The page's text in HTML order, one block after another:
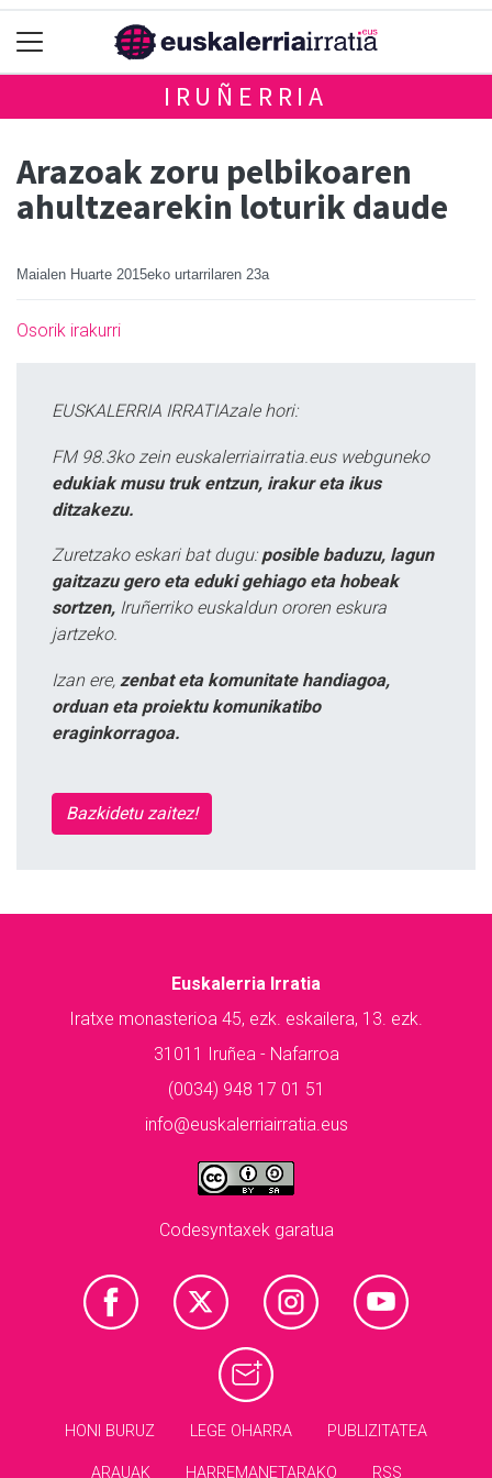
IRUÑERRIA
Arazoak zoru pelbikoaren
ahultzearekin loturik daude
Maialen Huarte 2015eko urtarrilaren 23a
Osorik irakurri
EUSKALERRIA IRRATIAzale hori:
FM 98.3ko zein euskalerriairratia.eus webguneko
edukiak musu truk entzun, irakur eta ikus
ditzakezu.
Zuretzako eskari bat dugu: posible baduzu, lagun
gaitzazu gero eta eduki gehiago eta hobeak
sortzen, Iruñerriko euskaldun ororen eskura
jartzeko.
Izan ere, zenbat eta komunitate handiagoa,
orduan eta proiektu komunikatibo
eraginkorragoa.
Bazkidetu zaitez!
Euskalerria Irratia
Iratxe monasterioa 45, ezk. eskailera, 13. ezk.
31011 Iruñea - Nafarroa
(0034) 948 17 01 51
info@euskalerriairratia.eus
Codesyntaxek garatua
HONI BURUZ LEGE OHARRA PUBLIZITATEA
ARAUAK HARREMANETARAKO RSS